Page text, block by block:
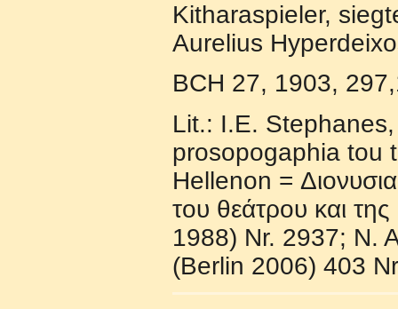
Kitharaspieler,
Aurelius
BCH 27, 1903,
Lit.: I.E.
prosopogaphia tou
Hellenon =
τoυ θεάτρoυ και
1988) Nr. 2937; N.
(Berlin 2006) 403